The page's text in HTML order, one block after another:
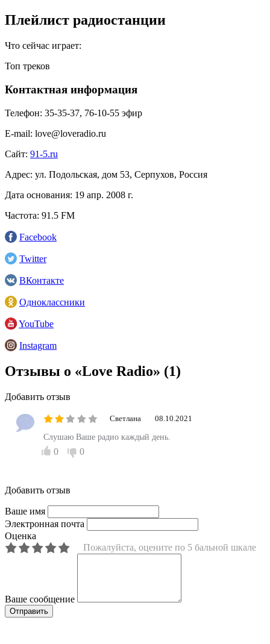
Плейлист радиостанции
Что сейчас играет:
Топ треков
Контактная информация
Телефон: 35-35-37, 76-10-55 эфир
E-mail: love@loveradio.ru
Сайт: 91-5.ru
Адрес: ул. Подольская, дом 53, Серпухов, Россия
Дата основания: 19 апр. 2008 г.
Частота: 91.5 FM
Facebook
Twitter
ВКонтакте
Одноклассники
YouTube
Instagram
Отзывы о «Love Radio» (1)
Добавить отзыв
Светлана 08.10.2021
Слушаю Ваше радио каждый день.
0 0
Добавить отзыв
Ваше имя
Электронная почта
Оценка
Пожалуйста, оцените по 5 бальной шкале
Ваше сообщение